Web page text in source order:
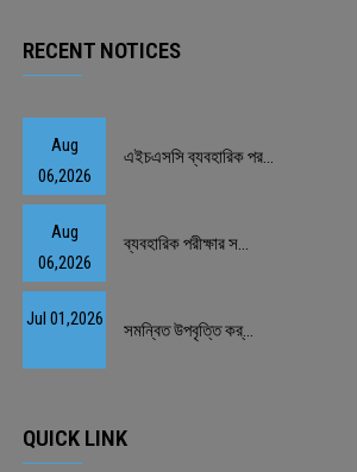
RECENT NOTICES
Aug
06,2026
এইচএসসি ব্যবহারিক পর...
Aug
06,2026
ব্যবহারিক পরীক্ষার স...
Jul 01,2026
সমন্বিত উপবৃত্তি কর্...
QUICK LINK